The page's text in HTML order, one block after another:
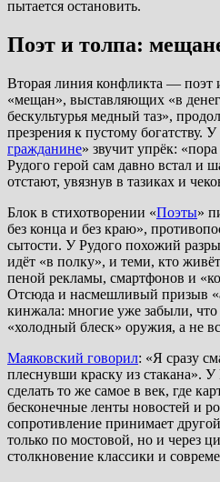
пытается остановить.
Поэт и толпа:
Вторая линия конфликта —
«мещан», выставляющих «в
бескультурья медный таз»,
презрения к пустому богатству.
гражданине» звучит упрёк:
Рудого герой сам давно встал и
отстают, увязнув в тазиках и
Блок в стихотворении «Поэты»
без конца и без краю»,
сытости. У Рудого похожий
идёт «в полку», и теми, кто
пеной рекламы, смартфонов и
Отсюда и насмешливый призыв
кинжала: многие уже забыли, что
«холодный блеск» оружия, а не
Маяковский говорил: «Я сразу
плеснувши краску из стакана». У
сделать то же самое в век, где
бесконечные ленты новостей и
сопротивление принимает
только по мостовой, но и через
столкновение классики и